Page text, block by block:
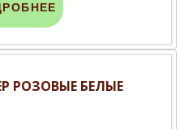
РОЗОВЫЕ БЕЛЫЕ